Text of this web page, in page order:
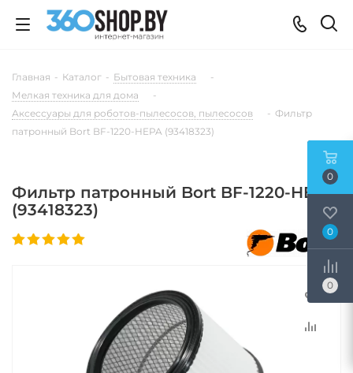
Главная - Каталог - Бытовая техника
-
Мелкая техника для дома
-
Аксессуары для роботов-пылесосов, пылесосов
- Фильтр
патронный Bort BF-1220-HEPA (93418323)
Фильтр патронный Bort BF-1220-HEPA
(93418323)
0
0
0